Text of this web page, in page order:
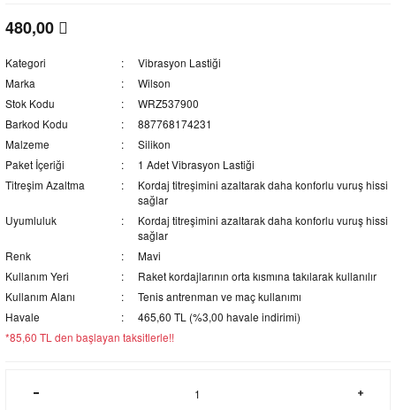
480,00
Kategori
Vibrasyon Lastiği
Marka
Wilson
Stok Kodu
WRZ537900
Barkod Kodu
887768174231
Malzeme
Silikon
Paket İçeriği
1 Adet Vibrasyon Lastiği
Titreşim Azaltma
Kordaj titreşimini azaltarak daha konforlu vuruş hissi
sağlar
Uyumluluk
Kordaj titreşimini azaltarak daha konforlu vuruş hissi
sağlar
Renk
Mavi
Kullanım Yeri
Raket kordajlarının orta kısmına takılarak kullanılır
Kullanım Alanı
Tenis antrenman ve maç kullanımı
Havale
465,60 TL (%3,00 havale indirimi)
*85,60 TL den başlayan taksitlerle!!